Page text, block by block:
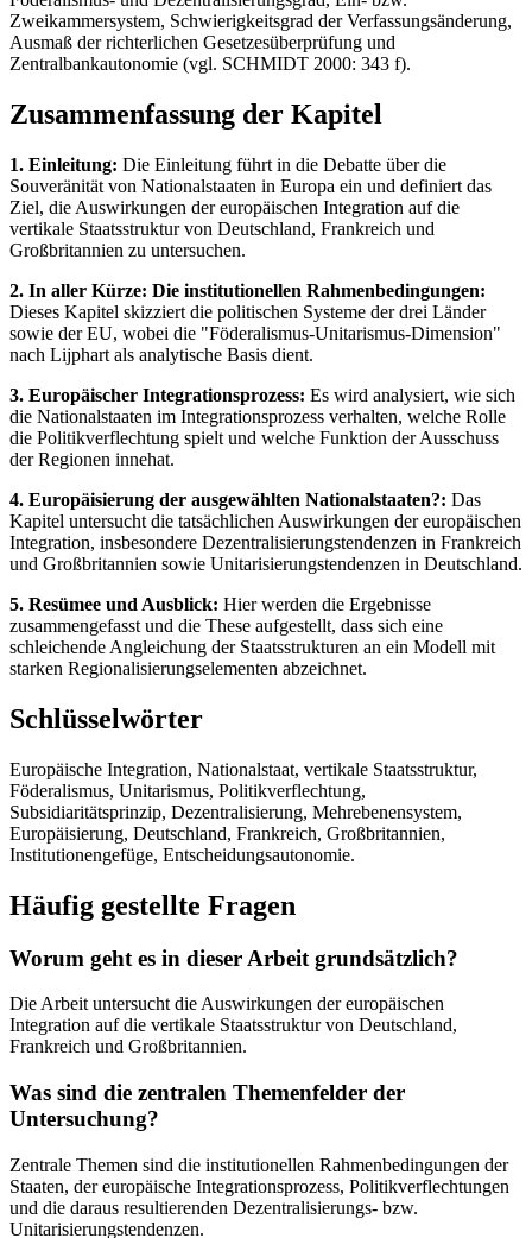
Zweikammersystem, Schwierigkeitsgrad der Verfassungsänderung,
Ausmaß der richterlichen Gesetzesüberprüfung und
Zentralbankautonomie (vgl. SCHMIDT 2000: 343 f).
Zusammenfassung der Kapitel
1. Einleitung: Die Einleitung führt in die Debatte über die
Souveränität von Nationalstaaten in Europa ein und definiert das
Ziel, die Auswirkungen der europäischen Integration auf die
vertikale Staatsstruktur von Deutschland, Frankreich und
Großbritannien zu untersuchen.
2. In aller Kürze: Die institutionellen Rahmenbedingungen:
Dieses Kapitel skizziert die politischen Systeme der drei Länder
sowie der EU, wobei die "Föderalismus-Unitarismus-Dimension"
nach Lijphart als analytische Basis dient.
3. Europäischer Integrationsprozess: Es wird analysiert, wie sich
die Nationalstaaten im Integrationsprozess verhalten, welche Rolle
die Politikverflechtung spielt und welche Funktion der Ausschuss
der Regionen innehat.
4. Europäisierung der ausgewählten Nationalstaaten?: Das
Kapitel untersucht die tatsächlichen Auswirkungen der europäischen
Integration, insbesondere Dezentralisierungstendenzen in Frankreich
und Großbritannien sowie Unitarisierungstendenzen in Deutschland.
5. Resümee und Ausblick: Hier werden die Ergebnisse
zusammengefasst und die These aufgestellt, dass sich eine
schleichende Angleichung der Staatsstrukturen an ein Modell mit
starken Regionalisierungselementen abzeichnet.
Schlüsselwörter
Europäische Integration, Nationalstaat, vertikale Staatsstruktur,
Föderalismus, Unitarismus, Politikverflechtung,
Subsidiaritätsprinzip, Dezentralisierung, Mehrebenensystem,
Europäisierung, Deutschland, Frankreich, Großbritannien,
Institutionengefüge, Entscheidungsautonomie.
Häufig gestellte Fragen
Worum geht es in dieser Arbeit grundsätzlich?
Die Arbeit untersucht die Auswirkungen der europäischen
Integration auf die vertikale Staatsstruktur von Deutschland,
Frankreich und Großbritannien.
Was sind die zentralen Themenfelder der
Untersuchung?
Zentrale Themen sind die institutionellen Rahmenbedingungen der
Staaten, der europäische Integrationsprozess, Politikverflechtungen
und die daraus resultierenden Dezentralisierungs- bzw.
Unitarisierungstendenzen.